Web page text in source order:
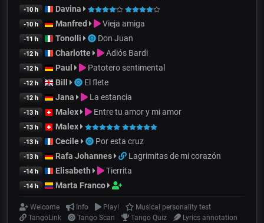
-10 h Davina
-10 h Manfred Vieja amiga
-11 h Tonolli Don Juan
-12 h Charlotte Adiós Bardi
-12 h Paul Patotero sentimental
-12 h Bill El flete
-12 h Jana La estancia
-13 h Malex Entre tu amor y mi amor
-13 h Malex
-13 h Cecile Por esta cruz
-13 h Rafa Johannes Lagrimitas de mi corazón
-14 h Elisabeth Tierrita
-14 h Marta Franco
Welcome Info Play!
Musical personality test
TangoLink
Tango Scan Tango Quiz Lyrics annotation